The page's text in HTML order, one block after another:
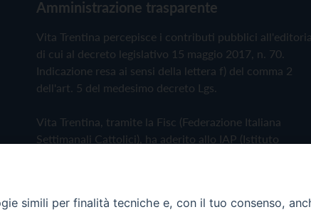
Amministrazione trasparente
Vita Trentina percepisce i contributi pubblici all'editoria
di cui al decreto legislativo 15 maggio 2017, n. 70.
Indicazione resa ai sensi della lettera f) del comma 2
dell'art. 5 del medesimo decreto Lgs.
Vita Trentina, tramite la Fisc (Federazione Italiana
Settimanali Cattolici), ha aderito allo IAP (Istituto
Privacy Policy Cookie Policy
simili per finalità tecniche e, con il tuo consenso,